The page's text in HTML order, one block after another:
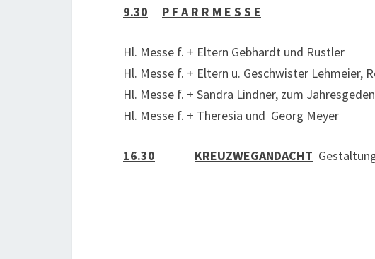
9.30 P F A R R M E S S E
Hl. Messe f. + Eltern Gebhardt und Rustler
Hl. Messe f. + Eltern u. Geschwister Lehmeier,
Hl. Messe f. + Sandra Lindner, zum
Hl. Messe f. + Theresia und Georg Meyer
16.30 KREUZWEGANDACHT